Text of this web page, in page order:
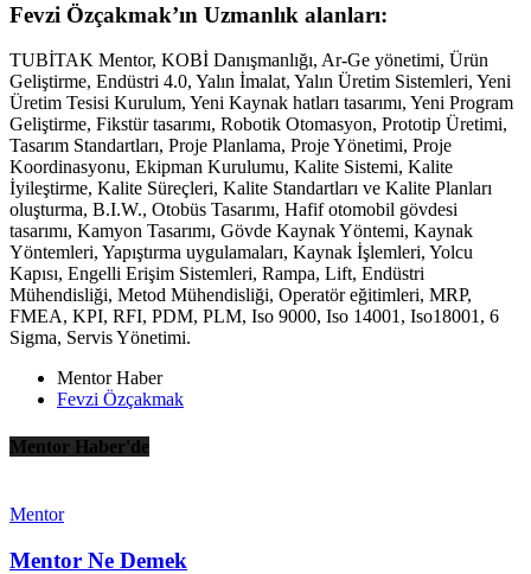
Fevzi Özçakmak’ın Uzmanlık alanları:
TUBİTAK Mentor, KOBİ Danışmanlığı, Ar-Ge yönetimi, Ürün
Geliştirme, Endüstri 4.0, Yalın İmalat, Yalın Üretim Sistemleri, Yeni
Üretim Tesisi Kurulum, Yeni Kaynak hatları tasarımı, Yeni Program
Geliştirme, Fikstür tasarımı, Robotik Otomasyon, Prototip Üretimi,
Tasarım Standartları, Proje Planlama, Proje Yönetimi, Proje
Koordinasyonu, Ekipman Kurulumu, Kalite Sistemi, Kalite
İyileştirme, Kalite Süreçleri, Kalite Standartları ve Kalite Planları
oluşturma, B.I.W., Otobüs Tasarımı, Hafif otomobil gövdesi
tasarımı, Kamyon Tasarımı, Gövde Kaynak Yöntemi, Kaynak
Yöntemleri, Yapıştırma uygulamaları, Kaynak İşlemleri, Yolcu
Kapısı, Engelli Erişim Sistemleri, Rampa, Lift, Endüstri
Mühendisliği, Metod Mühendisliği, Operatör eğitimleri, MRP,
FMEA, KPI, RFI, PDM, PLM, Iso 9000, Iso 14001, Iso18001, 6
Sigma, Servis Yönetimi.
Mentor Haber
Fevzi Özçakmak
Mentor Haber'de
Mentor
Mentor Ne Demek